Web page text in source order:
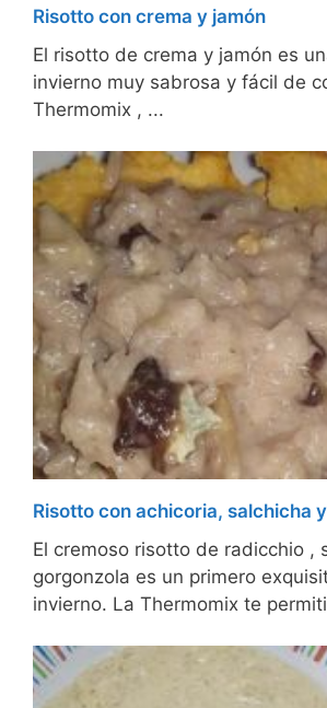
Risotto con crema y jamón
El risotto de crema y jamón es
invierno muy sabrosa y fácil de
Thermomix , ...
Risotto con achicoria, salchicha
El cremoso risotto de radicchio ,
gorgonzola es un primero
invierno. La Thermomix te